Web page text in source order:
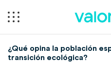
¿Qué opina la población
transición ecológica?